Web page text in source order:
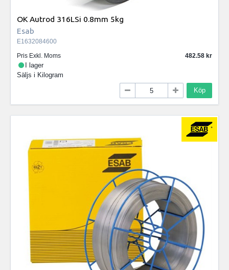
OK Autrod 316LSi 0.8mm 5kg
Esab
E1632084600
Pris Exkl. Moms
482.58
I lager
Säljs i Kilogram
Köp